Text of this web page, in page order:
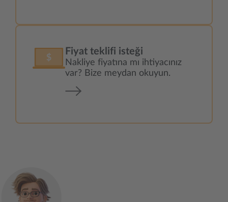
Fiyat teklifi isteği
Nakliye fiyatına mı ihtiyacınız
var? Bize meydan okuyun.